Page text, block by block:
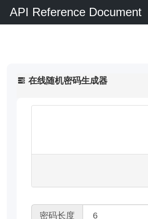
API Reference Document
在线随机密码生成器
密码长度